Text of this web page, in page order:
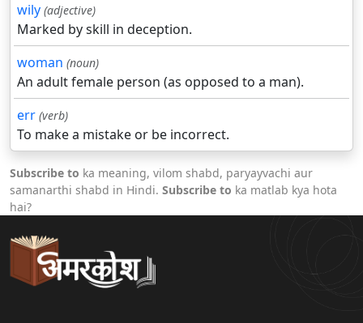
wily (adjective)
Marked by skill in deception.
woman (noun)
An adult female person (as opposed to a man).
err (verb)
To make a mistake or be incorrect.
Subscribe to ka meaning, vilom shabd, paryayvachi aur
samanarthi shabd in Hindi. Subscribe to ka matlab kya hota
hai?